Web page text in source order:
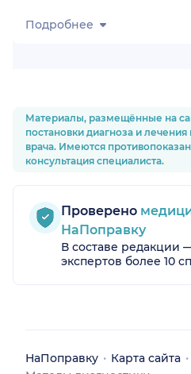
Подробнее
Материалы, размещённые на
постановки диагноза и
врача. Имеются
консультация специалиста.
Проверено
НаПоправку
В составе редакции
экспертов более 10
НаПоправку Карта сайта